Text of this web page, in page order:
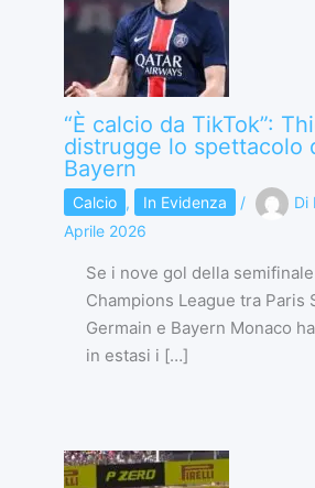
“È calcio da TikTok”:
distrugge lo spettacolo
Bayern
Calcio , In Evidenza / Di
Aprile 2026
Se i nove gol della
Champions League tra Paris
Germain e Bayern Monaco
in estasi i […]